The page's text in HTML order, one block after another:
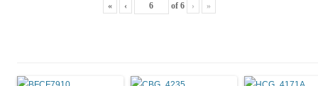
« ‹ of 6 › »